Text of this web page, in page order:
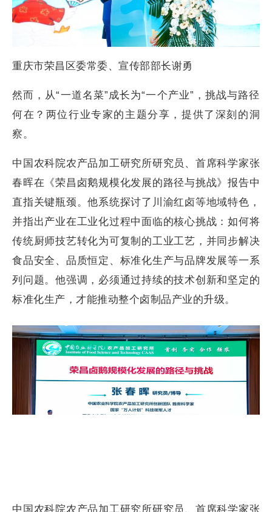
重庆市荣昌区委常委、宣传部部长谢勇
然而，从“一道名菜”成长为“一个产业”，挑战与路径
何在？两位行业专家的主题分享，提供了深刻的洞
察。
中国农科院农产品加工研究所研究员、首席科学家张
春晖在《荣昌卤鹅规模化发展的路径与挑战》报告中
直指关键瓶颈。他系统探讨了川渝红卤等地域特色，
并指出产业在工业化过程中面临的核心挑战：如何将
传统厨师技艺转化为可复制的工业工艺，并同步解决
食品安全、品质恒定、标准化生产与品牌发展等一系
列问题。他强调，必须通过持续的技术创新和坚定的
标准化生产，才能推动整个卤制品产业的升级。
中国农科院农产品加工研究所研究员、首席科学家张